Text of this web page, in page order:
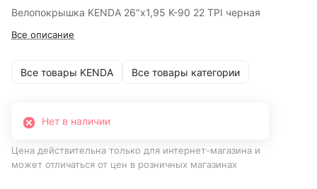
Велопокрышка KENDA 26"х1,95 K-90 22 TPI черная
Все описание
Все товары KENDA Все товары категории
Нет в наличии
Цена действительна только для интернет-магазина и
может отличаться от цен в розничных магазинах